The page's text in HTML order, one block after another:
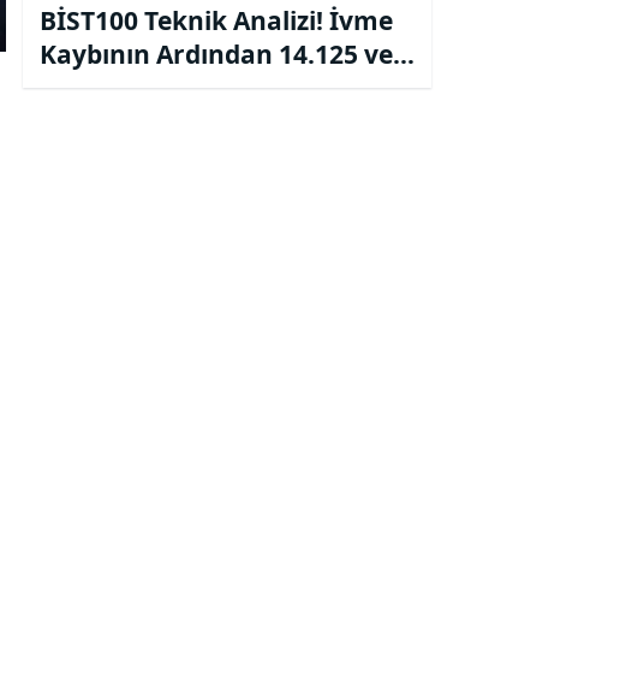
BİST100 Teknik Analizi! İvme
Kaybının Ardından 14.125 ve
14.000 Destekleri Takipte